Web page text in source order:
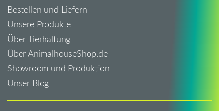
Bestellen und Liefern
Unsere Produkte
Über Tierhaltung
Über AnimalhouseShop.de
Showroom und Produktion
Unser Blog